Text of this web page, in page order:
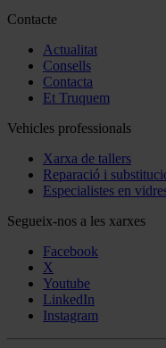
Contacte
Actualitat
Consells
Contacta
Et Truquem
Vehicles professionals
Xarxa de tallers
Reparació i
Especialistes en
Segueix-nos a les xarxes
Facebook
X
Youtube
LinkedIn
Instagram